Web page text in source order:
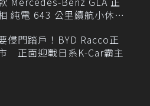
純電 643 公里續航小休
侵門踏戶！BYD Racco正
正面迎戰日系K-Car霸主